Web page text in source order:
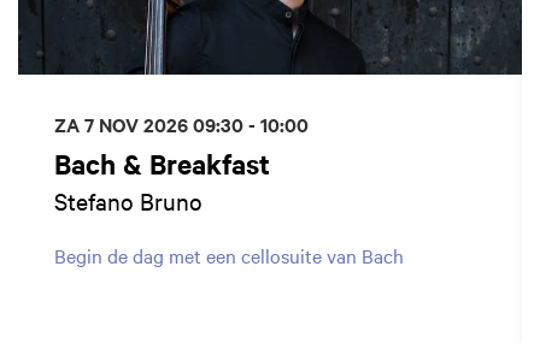
Bach & Breakfast
Stefano Bruno
Begin de dag met een cellosuite van Bach
ZA 7 NOV 202609:30 - 10:00